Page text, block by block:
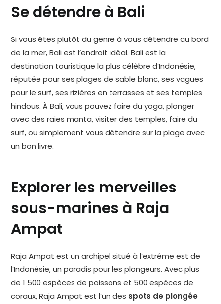
Se détendre à Bali
Si vous êtes plutôt du genre à vous détendre au bord
de la mer, Bali est l’endroit idéal. Bali est la
destination touristique la plus célèbre d’Indonésie,
réputée pour ses plages de sable blanc, ses vagues
pour le surf, ses rizières en terrasses et ses temples
hindous. À Bali, vous pouvez faire du yoga, plonger
avec des raies manta, visiter des temples, faire du
surf, ou simplement vous détendre sur la plage avec
un bon livre.
Explorer les merveilles
sous-marines à Raja
Ampat
Raja Ampat est un archipel situé à l’extrême est de
l’Indonésie, un paradis pour les plongeurs. Avec plus
de 1 500 espèces de poissons et 500 espèces de
coraux, Raja Ampat est l’un des spots de plongée